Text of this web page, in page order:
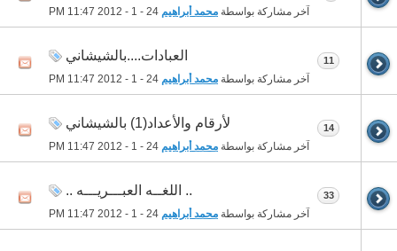
آخر مشاركة بواسطة محمد أبراهيم 11:47 PM
العبادات....بالشيشاني
آخر مشاركة بواسطة محمد أبراهيم 11:47 PM
11
لأرقام والأعداد(1) بالشيشاني
آخر مشاركة بواسطة محمد أبراهيم 11:47 PM
14
.. اللغــه العبـــريـــه ..
آخر مشاركة بواسطة محمد أبراهيم 11:47 PM
33